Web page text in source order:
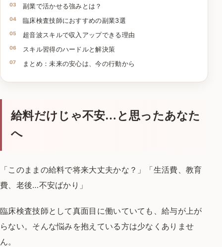
副業で活かせる強みとは？
臨床検査技師におすすめの副業3選
超音波スキルで収入アップできる理由
スキル習得のハードルと解決策
まとめ：未来の安心は、今の行動から
給料だけじゃ不安…と思ったあなた
へ
「このままの給料で将来大丈夫かな？」
「生活費、教育
費、老後…不安ばかり」
臨床検査技師として真面目に働いていても、給与が上が
らない。 そんな悩みを抱えている方は少なくありませ
ん。